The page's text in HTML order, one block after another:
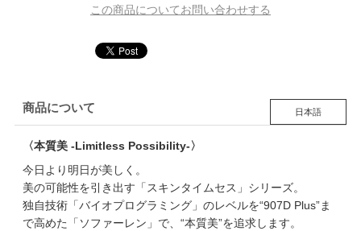
この商品についてお問い合わせする
商品について 日本語
〈本質美 -Limitless Possibility-〉
今日より明日が美しく。
美の可能性を引き出す「スキンタイムセス」シリーズ。
独自技術「バイオプログラミング」のレベルを“907D Plus”ま
で高めた「ソファーレン」で、“本質美”を追求します。